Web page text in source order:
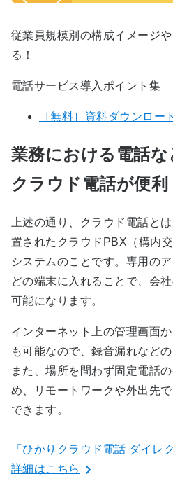
従業員規模別の構成イメージ
る！
電話サービス導入ポイント集
［無料］資料ダウンロー
業務における電話
クラウド電話が便利
上述の通り、クラウド電話と
置されたクラウドPBX（構内
システムのことです。専用の
どの端末に入れることで、会
可能になります。
インターネット上の管理画面
も可能なので、録音漏れなど
また、場所を問わず固定電話
め、リモートワークや外出先
できます。
「ひかりクラウド電話 ダイレ
詳細はこちら